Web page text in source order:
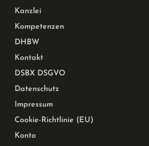
Kanzlei
Kompetenzen
DHBW
Kontakt
DSBX DSGVO
Datenschutz
Impressum
Cookie-Richtlinie (EU)
Konto